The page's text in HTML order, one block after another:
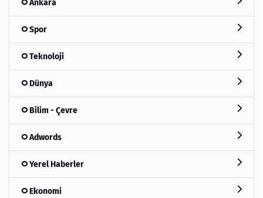
Ankara
Spor
Teknoloji
Dünya
Bilim - Çevre
Adwords
Yerel Haberler
Ekonomi